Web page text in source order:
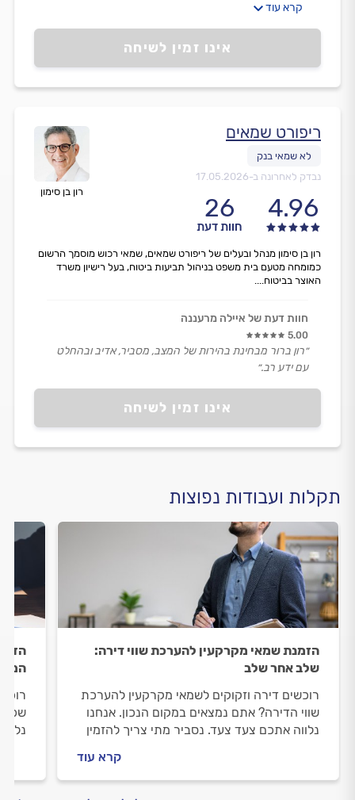
אינו זמין לשיחה
מעולה.
קרא עוד
רון בן סימון
ריפורט שמאים
נבדק לאחרונה ב-17.05.2026
4.96
26
חוות דעת
אינו זמין לשיחה
רון בן סימון מנהל ובעלים של ריפורט שמאים, שמאי רכוש מוסמך הרשום
כמומחה מטעם בית משפט בניהול תביעות ביטוח, בעל רישיון משרד
האוצר בביטוח....
חוות דעת של איילה מרעננה
5.00
״רון ברור מבחינת בהירות של המצב, מסביר, אדיב ובהחלט
עם ידע רב.״
תקלות ועבודות נפוצות
הזמנת שמאי מקרקעין להערכת שווי דירה:
שלב אחר שלב
רוכשים דירה וזקוקים לשמאי מקרקעין להערכת
שווי הדירה? אתם נמצאים במקום הנכון. אנחנו
נלווה אתכם צעד צעד. נסביר מתי צריך להזמין
קרא עוד
שכר